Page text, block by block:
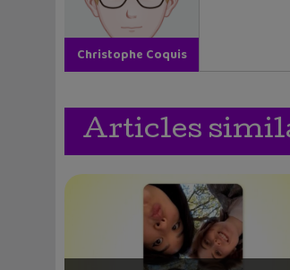
Christophe Coquis
Articles